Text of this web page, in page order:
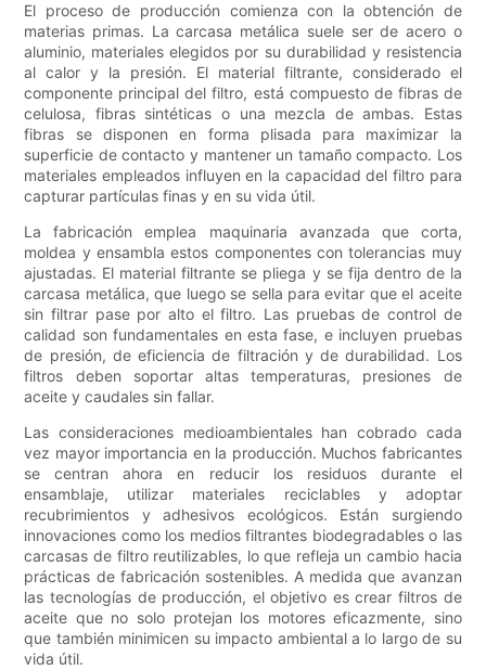
El proceso de producción comienza con la obtención de
materias primas. La carcasa metálica suele ser de acero o
aluminio, materiales elegidos por su durabilidad y resistencia
al calor y la presión. El material filtrante, considerado el
componente principal del filtro, está compuesto de fibras de
celulosa, fibras sintéticas o una mezcla de ambas. Estas
fibras se disponen en forma plisada para maximizar la
superficie de contacto y mantener un tamaño compacto. Los
materiales empleados influyen en la capacidad del filtro para
capturar partículas finas y en su vida útil.
La fabricación emplea maquinaria avanzada que corta,
moldea y ensambla estos componentes con tolerancias muy
ajustadas. El material filtrante se pliega y se fija dentro de la
carcasa metálica, que luego se sella para evitar que el aceite
sin filtrar pase por alto el filtro. Las pruebas de control de
calidad son fundamentales en esta fase, e incluyen pruebas
de presión, de eficiencia de filtración y de durabilidad. Los
filtros deben soportar altas temperaturas, presiones de
aceite y caudales sin fallar.
Las consideraciones medioambientales han cobrado cada
vez mayor importancia en la producción. Muchos fabricantes
se centran ahora en reducir los residuos durante el
ensamblaje, utilizar materiales reciclables y adoptar
recubrimientos y adhesivos ecológicos. Están surgiendo
innovaciones como los medios filtrantes biodegradables o las
carcasas de filtro reutilizables, lo que refleja un cambio hacia
prácticas de fabricación sostenibles. A medida que avanzan
las tecnologías de producción, el objetivo es crear filtros de
aceite que no solo protejan los motores eficazmente, sino
que también minimicen su impacto ambiental a lo largo de su
vida útil.